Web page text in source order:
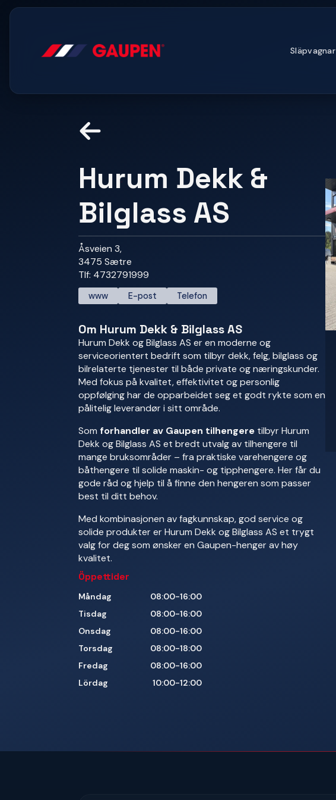
Släpvagnar
Hurum Dekk &
Bilglass AS
Åsveien 3,
3475 Sætre
Tlf: 4732791999
www E-post Telefon
Om Hurum Dekk & Bilglass AS
Hurum Dekk og Bilglass AS er en moderne og
serviceorientert bedrift som tilbyr dekk, felg, bilglass og
bilrelaterte tjenester til både private og næringskunder.
Med fokus på kvalitet, effektivitet og personlig
oppfølging har de opparbeidet seg et godt rykte som en
pålitelig leverandør i sitt område.
Som forhandler av Gaupen tilhengere tilbyr Hurum
Dekk og Bilglass AS et bredt utvalg av tilhengere til
mange bruksområder – fra praktiske varehengere og
båthengere til solide maskin- og tipphengere. Her får du
gode råd og hjelp til å finne den hengeren som passer
best til ditt behov.
Med kombinasjonen av fagkunnskap, god service og
solide produkter er Hurum Dekk og Bilglass AS et trygt
valg for deg som ønsker en Gaupen-henger av høy
kvalitet.
Öppettider
Måndag
08:00-16:00
Tisdag
08:00-16:00
Onsdag
08:00-16:00
Torsdag
08:00-18:00
Fredag
08:00-16:00
Lördag
10:00-12:00